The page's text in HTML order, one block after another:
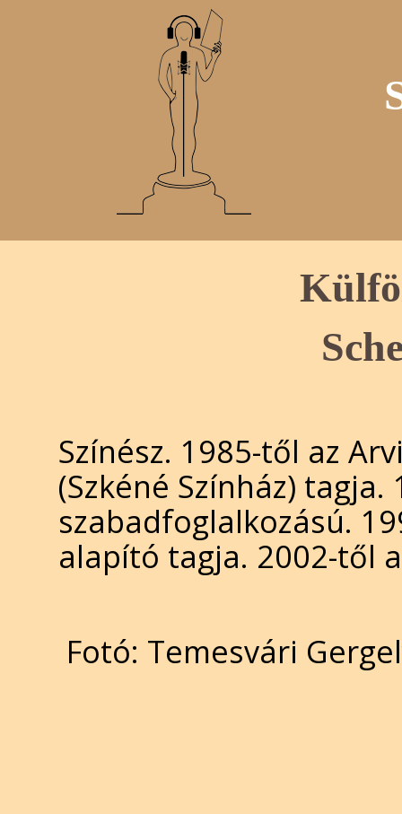
Színész. 1985-től az
(Szkéné Színház)
szabadfoglalkozású.
alapító tagja. 2002-től
Fotó: Temesvári